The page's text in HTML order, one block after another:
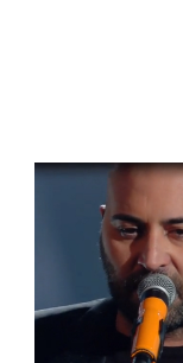
News
Benessere